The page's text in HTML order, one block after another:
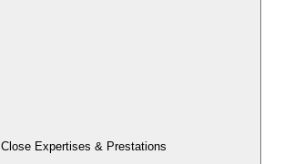
Close Expertises & Prestations